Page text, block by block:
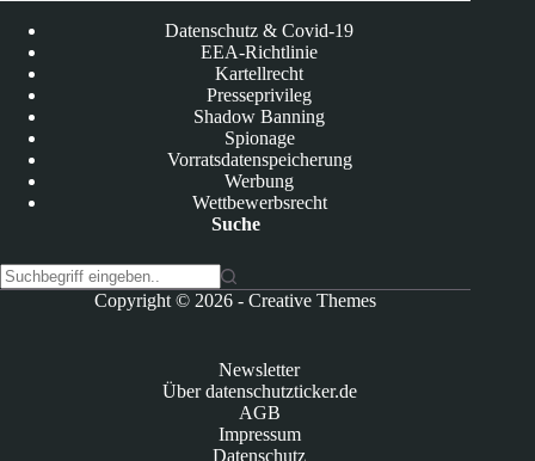
Datenschutz & Covid-19
EEA-Richtlinie
Kartellrecht
Presseprivileg
Shadow Banning
Spionage
Vorratsdatenspeicherung
Werbung
Wettbewerbsrecht
Suche
Copyright © 2026 -Creative Themes
Newsletter
Über datenschutzticker.de
AGB
Impressum
Datenschutz